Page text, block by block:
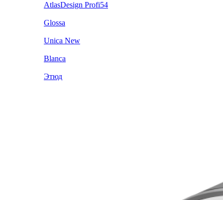
AtlasDesign Profi54
Glossa
Unica New
Blanca
Этюд